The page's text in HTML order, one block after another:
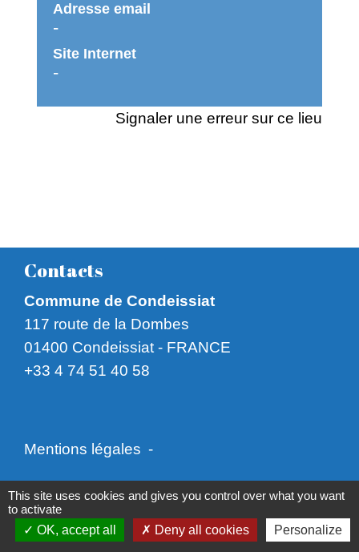
Adresse email
-
Site Internet
-
Signaler une erreur sur ce lieu
Contacts
Commune de Condeissiat
117 route de la Dombes
01400 Condeissiat - FRANCE
+33 4 74 51 40 58
Mentions légales -
Politique de confidentialité - Accessibilité -
Plan du site - Gestion des cookies
This site uses cookies and gives you control over what you want
to activate
OK, accept all
Deny all cookies Personalize